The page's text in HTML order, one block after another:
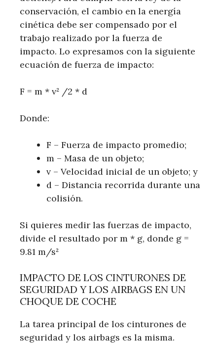
conservación, el cambio en la energía
cinética debe ser compensado por el
trabajo realizado por la fuerza de
impacto. Lo expresamos con la siguiente
ecuación de fuerza de impacto:
F = m * v² /2 * d
Donde:
F – Fuerza de impacto promedio;
m – Masa de un objeto;
v – Velocidad inicial de un objeto; y
d – Distancia recorrida durante una
colisión.
Si quieres medir las fuerzas de impacto,
divide el resultado por m * g, donde g =
9.81 m/s²
IMPACTO DE LOS CINTURONES DE
SEGURIDAD Y LOS AIRBAGS EN UN
CHOQUE DE COCHE
La tarea principal de los cinturones de
seguridad y los airbags es la misma.